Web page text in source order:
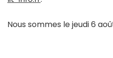
Nous sommes le jeudi 6